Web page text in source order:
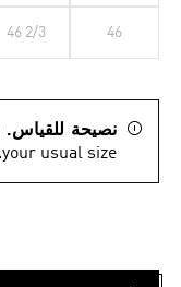
46
46 2/3
نصيحة للقياس.
your usual size.